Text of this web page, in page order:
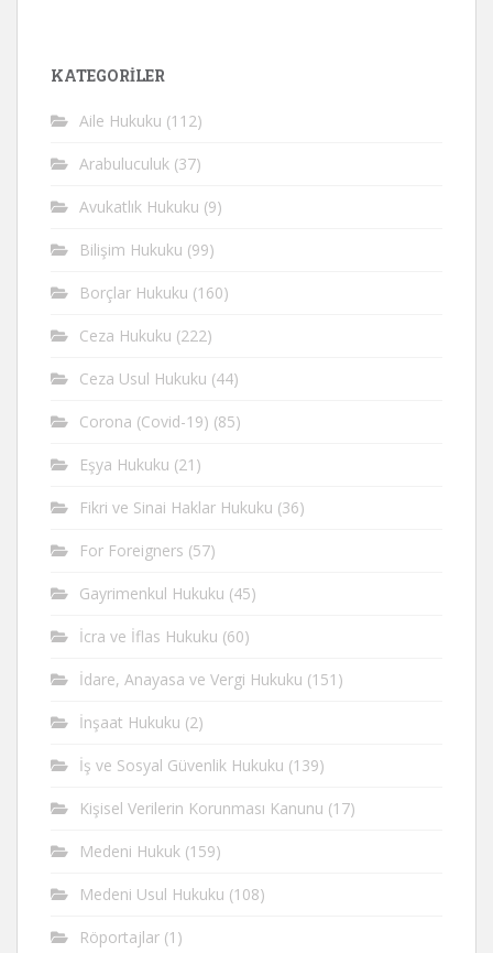
KATEGORİLER
Aile Hukuku (112)
Arabuluculuk (37)
Avukatlık Hukuku (9)
Bilişim Hukuku (99)
Borçlar Hukuku (160)
Ceza Hukuku (222)
Ceza Usul Hukuku (44)
Corona (Covid-19) (85)
Eşya Hukuku (21)
Fikri ve Sinai Haklar Hukuku (36)
For Foreigners (57)
Gayrimenkul Hukuku (45)
İcra ve İflas Hukuku (60)
İdare, Anayasa ve Vergi Hukuku (151)
İnşaat Hukuku (2)
İş ve Sosyal Güvenlik Hukuku (139)
Kişisel Verilerin Korunması Kanunu (17)
Medeni Hukuk (159)
Medeni Usul Hukuku (108)
Röportajlar (1)